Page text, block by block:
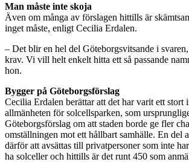
Man måste inte skoja
Även om många av förslagen hittills är
inget måste, enligt Cecilia Erdalen.
– Det blir en hel del Göteborgsvitsande i
krav. Vi vill helt enkelt hitta ett så passande
hon.
Bygger på Göteborgsförslag
Cecilia Erdalen berättar att det har varit ett stort
allmänheten för solcellsparken, som
Göteborgsförslag om att staden borde ge fler
omställningen mot ett hållbart samhälle. En del
därför att avsättas till privatpersoner som inte
ha solceller och hittills är det runt 450 som